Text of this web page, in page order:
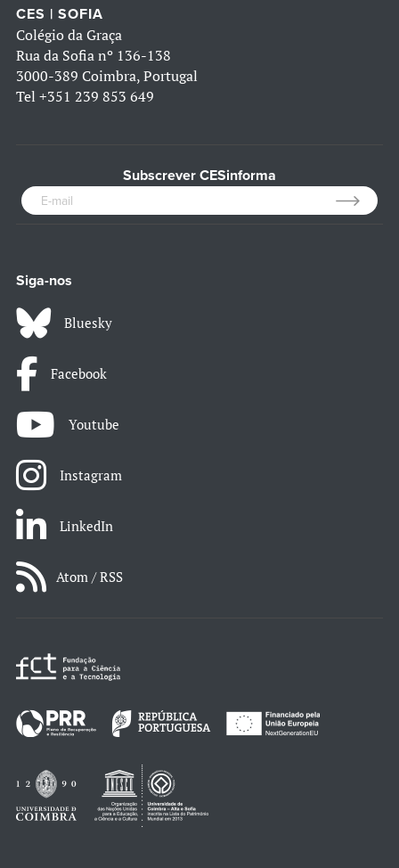
CES | SOFIA
Colégio da Graça
Rua da Sofia nº 136-138
3000-389 Coimbra, Portugal
Tel +351 239 853 649
Subscrever CESinforma
Siga-nos
Bluesky
Facebook
Youtube
Instagram
LinkedIn
Atom / RSS